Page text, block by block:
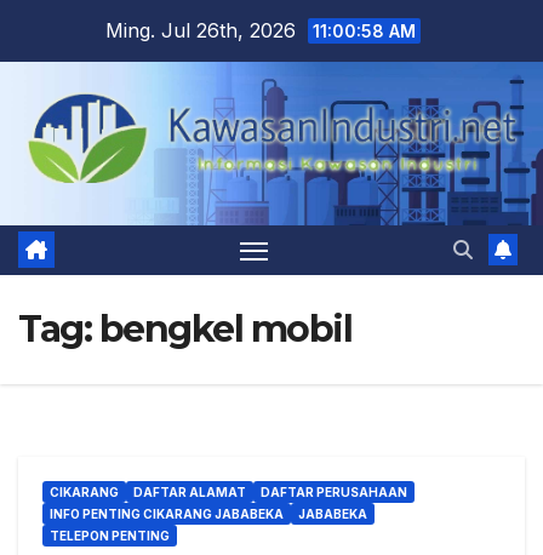
content
Ming. Jul 26th, 2026 11:00:59 AM
Tag: bengkel mobil
CIKARANG DAFTAR ALAMAT
DAFTAR PERUSAHAAN
INFO PENTING CIKARANG JABABEKA
JABABEKA
TELEPON PENTING